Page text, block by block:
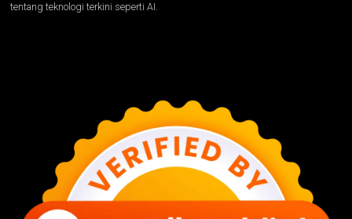
tentang teknologi terkini seperti AI.